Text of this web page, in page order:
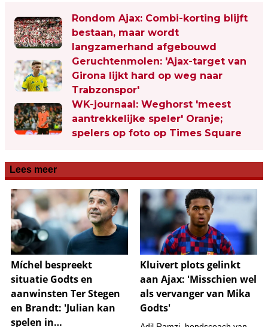
Rondom Ajax: Combi-korting blijft
bestaan, maar wordt
langzamerhand afgebouwd
Geruchtenmolen: 'Ajax-target van
Girona lijkt hard op weg naar
Trabzonspor'
WK-journaal: Weghorst 'meest
aantrekkelijke speler' Oranje;
spelers op foto op Times Square